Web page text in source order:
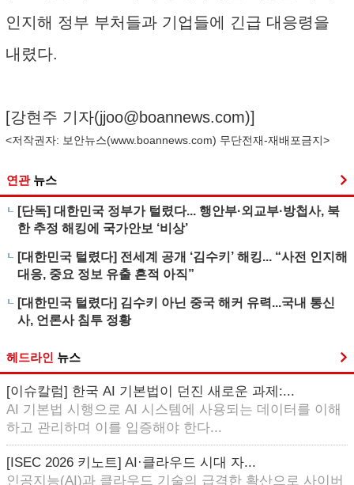
인지해 정부 부처들과 기업들에 긴급 대응령을
내렸다.
[강현주 기자(jjoo@boannews.com)]
<저작권자: 보안뉴스(www.boannews.com) 무단전재-재배포금지>
연관 뉴스
[단독] 대한민국 정부가 털렸다... 행안부·외교부·방첩사, 북
한 추정 해킹에 국가안보 ‘비상’
[대한민국 털렸다] 전세계 공개 ‘김수키’ 해킹... “사전 인지해
대응, 중요 정보 유출 흔적 아직”
[대한민국 털렸다] 김수키 아닌 중국 해커 유력...국내 통신
사, 언론사 침투 정황
헤드라인 뉴스
[이슈칼럼] 한국 AI 기본법이 던진 새로운 과제:...
AI 기본법 시행으로 AI 시스템에 사용되는 데이터를 이해
하고 관리하며 이를 입증해야 한다...
[ISEC 2026 키노트] AI·클라우드 시대 자...
인공지능(AI)과 클라우드 기술의 급격한 확산으로 사이버